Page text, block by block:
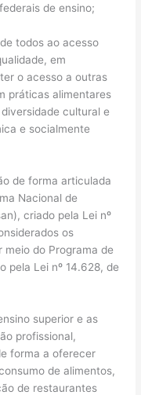
de ensino;
todos ao acesso
em
o acesso a outras
práticas alimentares
cultural e
e socialmente
de forma articulada
Nacional de
criado pela Lei nº
os
meio do Programa de
pela Lei nº 14.628, de
superior e as
profissional,
forma a oferecer
de alimentos,
de restaurantes